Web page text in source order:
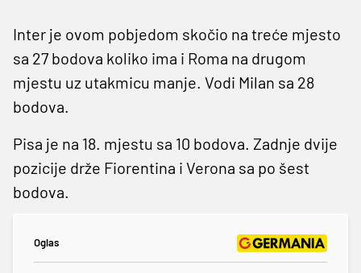
Inter je ovom pobjedom skočio na treće mjesto
sa 27 bodova koliko ima i Roma na drugom
mjestu uz utakmicu manje. Vodi Milan sa 28
bodova.
Pisa je na 18. mjestu sa 10 bodova. Zadnje dvije
pozicije drže Fiorentina i Verona sa po šest
bodova.
Oglas